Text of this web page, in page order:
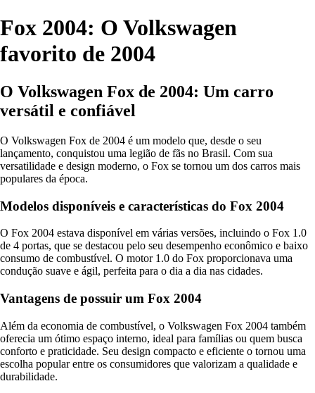
Fox 2004: O Volkswagen
favorito de 2004
O Volkswagen Fox de 2004: Um carro
versátil e confiável
O Volkswagen Fox de 2004 é um modelo que, desde o seu
lançamento, conquistou uma legião de fãs no Brasil. Com sua
versatilidade e design moderno, o Fox se tornou um dos carros mais
populares da época.
Modelos disponíveis e características do Fox 2004
O Fox 2004 estava disponível em várias versões, incluindo o Fox 1.0
de 4 portas, que se destacou pelo seu desempenho econômico e baixo
consumo de combustível. O motor 1.0 do Fox proporcionava uma
condução suave e ágil, perfeita para o dia a dia nas cidades.
Vantagens de possuir um Fox 2004
Além da economia de combustível, o Volkswagen Fox 2004 também
oferecia um ótimo espaço interno, ideal para famílias ou quem busca
conforto e praticidade. Seu design compacto e eficiente o tornou uma
escolha popular entre os consumidores que valorizam a qualidade e
durabilidade.